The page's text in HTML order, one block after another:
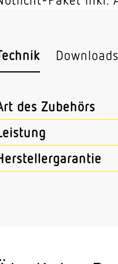
Downloads
des Zubehörs